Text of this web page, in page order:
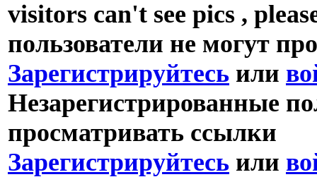
visitors can't see pics ,
пользователи не могут
Зарегистрируйтесь или
Незарегистрированные
просматривать ссылки
Зарегистрируйтесь или